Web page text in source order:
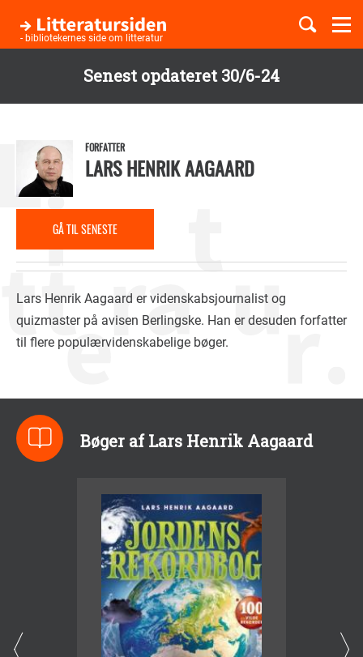
Senest opdateret 30/6-24
- bibliotekernes side om litteratur
Børnebøger
GÅ TIL SENESTE
ANMELDELSE
FORFATTER
LARS HENRIK AAGAARD
Lars Henrik Aagaard er videnskabsjournalist og
quizmaster på avisen Berlingske. Han er desuden forfatter
til flere populærvidenskabelige bøger.
Bøger af Lars Henrik Aagaard